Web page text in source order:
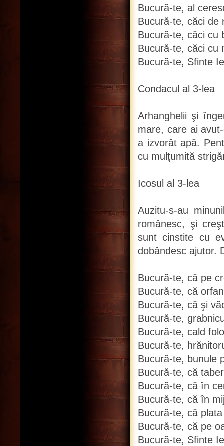
Bucură-te, al
Bucură-te, căci de
Bucură-te, căci cu
Bucură-te, căci cu
Bucură-te, Sfinte
Condacul al 3-lea
Arhanghelii şi
mare, care ai
a izvorât apă.
cu mulţumită
Icosul al 3-lea
Auzitu-s-au
românesc, şi
sunt cinstite cu
dobândesc ajutor.
Bucură-te, că pe
Bucură-te, că
Bucură-te, că şi
Bucură-te,
Bucură-te, cald
Bucură-te,
Bucură-te, bunule
Bucură-te, că
Bucură-te, că în
Bucură-te, că în
Bucură-te, că
Bucură-te, că pe
Bucură-te, Sfinte